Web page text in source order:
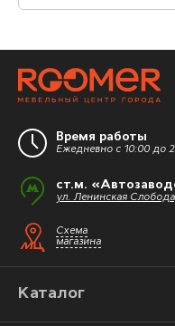
Время работы
Ежедневно с 10:00 до
ст.м.
ул. Ленинская
Схема
магазина
Каталог